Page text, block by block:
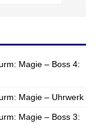
Magie – Boss 4:
Magie – Uhrwerk
Magie – Boss 3: